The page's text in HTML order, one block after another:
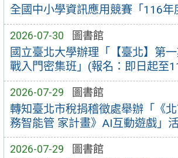
全國中小學資訊應用競賽「116年
2026-07-30 圖書館
國立臺北大學辦理「【臺北】第
戰入門密集班」(報名：即日起至
2026-07-29 圖書館
轉知臺北市稅捐稽徵處舉辦「《
務智能管 家計畫》AI互動遊戲」
2026-07-29 圖書館